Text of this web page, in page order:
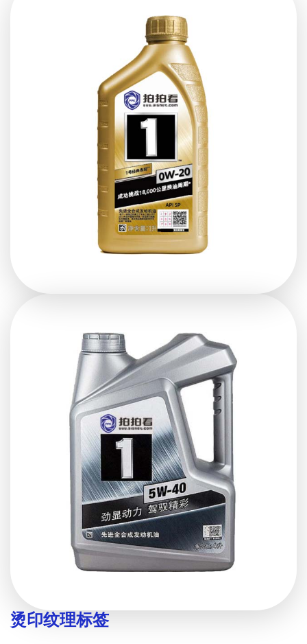
烫印纹理标签